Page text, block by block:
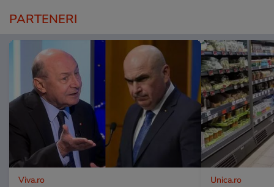
PARTENERI
Viva.ro Unica.ro